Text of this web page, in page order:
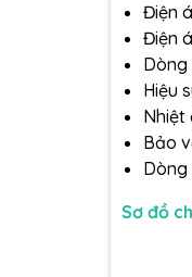
Điện
Điện
Dòng
Hiệu
Nhiệt
Bảo
Dòng
Sơ đồ